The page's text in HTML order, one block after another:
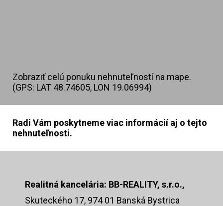
Zobraziť celú ponuku nehnuteľností na mape.
(GPS: LAT 48.74605, LON 19.06994)
Radi Vám poskytneme viac informácií aj o tejto
nehnuteľnosti.
Realitná kancelária: BB-REALITY, s.r.o.,
Skuteckého 17, 974 01 Banská Bystrica